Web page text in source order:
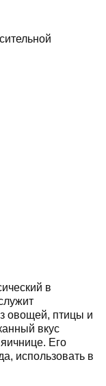
в
овощей, птицы и
вкус
Его
использовать в